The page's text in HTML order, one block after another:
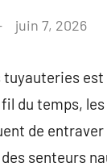
juin 7, 2026
tuyauteries
du temps,
de entraver
senteurs